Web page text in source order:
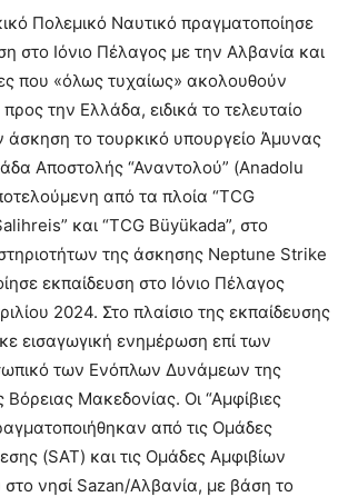
Πολεμικό Ναυτικό πραγματοποίησε
στο Ιόνιο Πέλαγος με την Αλβανία και
που «όλως τυχαίως» ακολουθούν
προς την Ελλάδα, ειδικά το τελευταίο
άσκηση το τουρκικό υπουργείο Άμυνας
Αποστολής “Αναντολού” (Anadolu
από τα πλοία “TCG
και “TCG Büyükada”, στο
της άσκησης Neptune Strike
εκπαίδευση στο Ιόνιο Πέλαγος
2024. Στο πλαίσιο της εκπαίδευσης
εισαγωγική ενημέρωση επί των
των Ενόπλων Δυνάμεων της
Βόρειας Μακεδονίας. Οι “Αμφίβιες
από τις Ομάδες
(SAT) και τις Ομάδες Αμφιβίων
νησί Sazan/Αλβανία, με βάση το